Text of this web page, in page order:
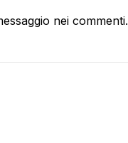
nei commenti.